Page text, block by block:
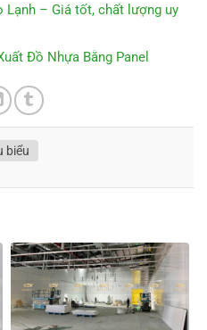
Lạnh – Giá tốt, chất lượng uy
Đồ Nhựa Bằng Panel
biểu